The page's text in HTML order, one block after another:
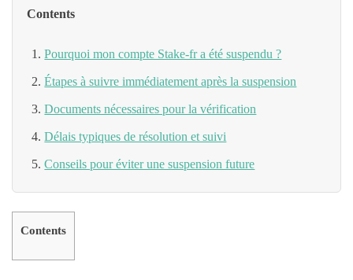
Contents
Pourquoi mon compte Stake-fr a été suspendu ?
Étapes à suivre immédiatement après la suspension
Documents nécessaires pour la vérification
Délais typiques de résolution et suivi
Conseils pour éviter une suspension future
Contents